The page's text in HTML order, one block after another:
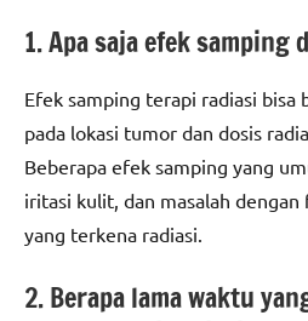
1. Apa saja efek
Efek samping terapi radiasi bisa
pada lokasi tumor dan dosis
Beberapa efek samping yang
iritasi kulit, dan masalah
yang terkena radiasi.
2. Berapa lama waktu